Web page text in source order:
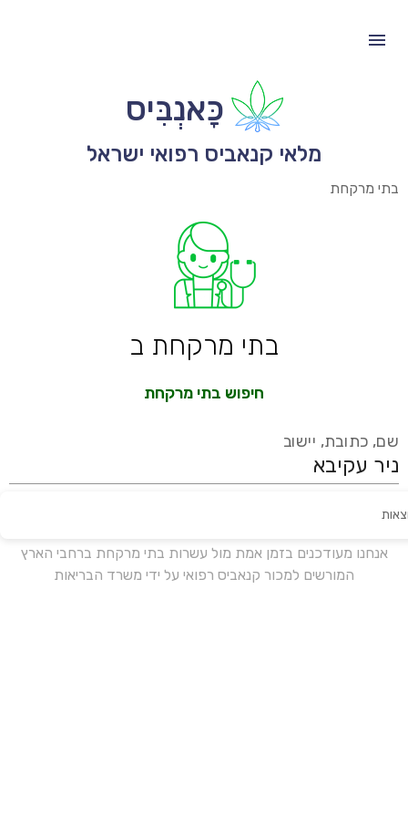
כָּאנְבִּיס
מלאי קנאביס רפואי ישראל
בתי מרקחת
בתי מרקחת ב
חיפוש בתי מרקחת
שם, כתובת, יישוב
אנחנו מעודכנים בזמן אמת מול עשרות בתי מרקחת ברחבי הארץ
המורשים למכור קנאביס רפואי על ידי משרד הבריאות